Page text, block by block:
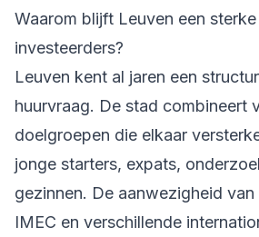
Waarom blijft Leuven een
investeerders?
Leuven kent al jaren een
huurvraag. De stad combineert
doelgroepen die elkaar
jonge starters, expats,
gezinnen. De aanwezigheid
IMEC en verschillende